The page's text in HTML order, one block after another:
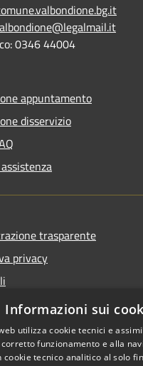
0346 44004
appuntamento
disservizio
trasparente
privacy
di accessibilità
Informazioni sui
utilizza cookie tecnici e
funzionamento e alla
cookie tecnico analitico al solo